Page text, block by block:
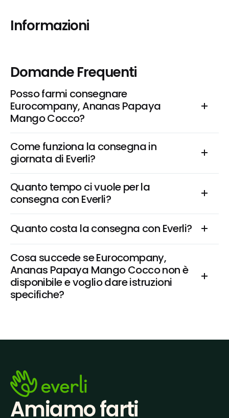
Informazioni
Domande Frequenti
Posso farmi consegnare
Eurocompany, Ananas Papaya
Mango Cocco?
Come funziona la consegna in
giornata di Everli?
Quanto tempo ci vuole per la
consegna con Everli?
Quanto costa la consegna con Everli?
Cosa succede se Eurocompany,
Ananas Papaya Mango Cocco non è
disponibile e voglio dare istruzioni
specifiche?
Amiamo farti